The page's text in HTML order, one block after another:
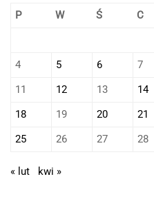
P W Ś C
4
5 6 7
11
12 13 14
18
19 20 21
25
26 27 28
« lut kwi »